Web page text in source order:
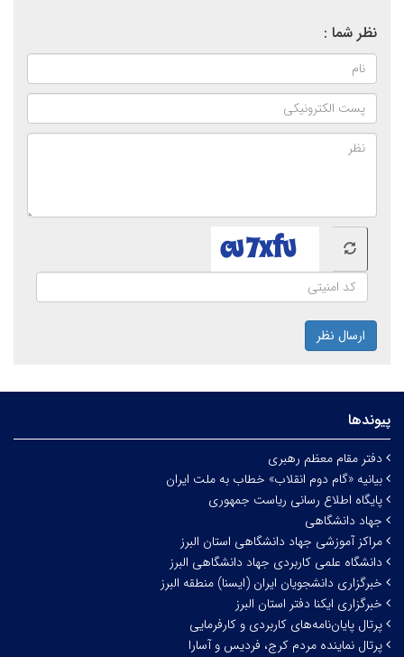
نظر شما :
ارسال نظر
پیوندها
دفتر مقام معظم رهبری
بیانیه «گام دوم انقلاب» خطاب به ملت ایران
پایگاه اطلاع رسانی ریاست جمهوری
جهاد دانشگاهی
مراکز آموزشی جهاد دانشگاهی استان البرز
دانشگاه علمی کاربردی جهاد دانشگاهی البرز
خبرگزاری دانشجویان ایران (ایسنا) منطقه البرز
خبرگزاری ایکنا دفتر استان البرز
پرتال پایان‌نامه‌های کاربردی و کارفرمایی
پرتال نماینده مردم کرج، فردیس و آسارا